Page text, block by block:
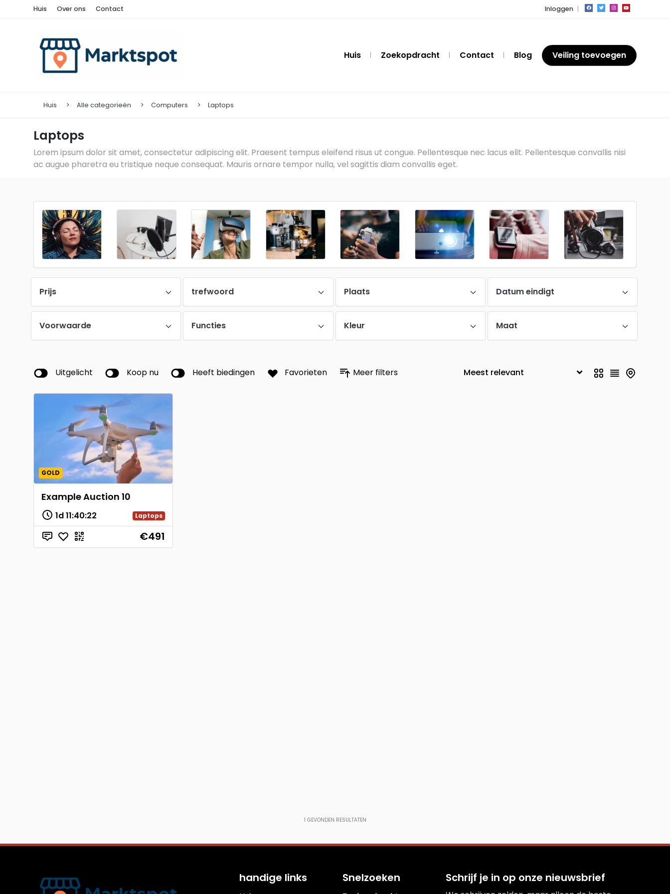
Huis Over ons Contact Inloggen
Huis Zoekopdracht Contact Blog Veiling toevoegen
Huis Alle categorieën Computers Laptops
Laptops
Lorem ipsum dolor sit amet, consectetur adipiscing elit. Praesent tempus eleifend risus ut congue. Pellentesque nec lacus elit. Pellentesque convallis nisi
ac augue pharetra eu tristique neque consequat. Mauris ornare tempor nulla, vel sagittis diam convallis eget.
Prijs trefwoord Plaats Datum eindigt
Voorwaarde Functies Kleur Maat
Uitgelicht Koop nu Heeft biedingen Favorieten Meer filters
GOLD
Example Auction 10
1d11:40:22 Laptops
€491
1 GEVONDEN RESULTATEN
handige links Snelzoeken Schrijf je in op onze nieuwsbrief